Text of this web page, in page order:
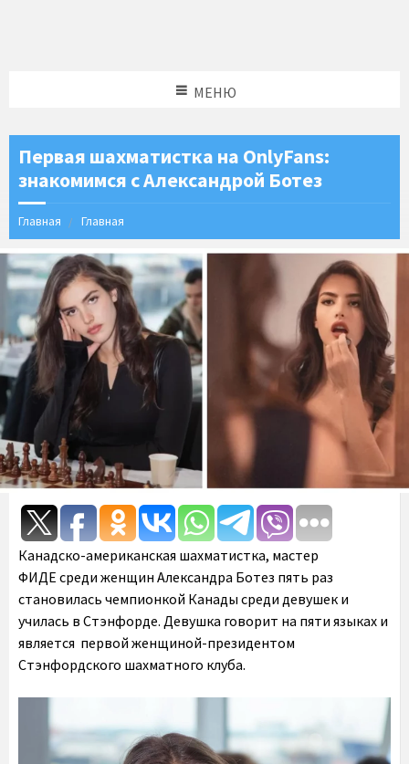
МЕНЮ
Первая шахматистка на OnlyFans:
знакомимся с Александрой Ботез
Главная Главная
Канадско-американская шахматистка, мастер
ФИДЕ среди женщин Александра Ботез пять раз
становилась чемпионкой Канады среди девушек и
училась в Стэнфорде. Девушка говорит на пяти языках и
является первой женщиной-президентом
Стэнфордского шахматного клуба.